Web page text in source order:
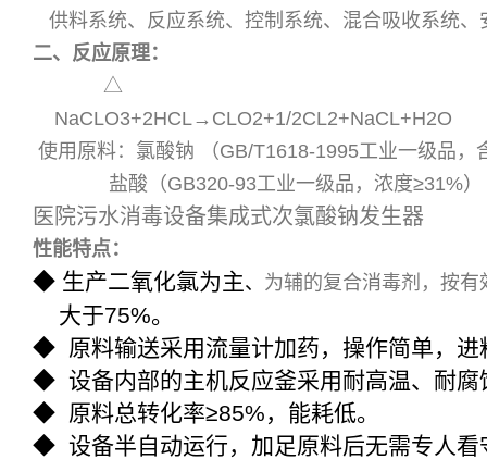
供料系统、反应系统、控制系统、混合吸收系统、
二、反应原理：
△
NaCLO3+2HCL→CLO2+1/2CL2+NaCL+H2O
使用原料：氯酸钠 （GB/T1618-1995工业一级品，
盐酸（GB320-93工业一级品，浓度≥31%）
医院污水消毒设备集成式次氯酸钠发生器
性能特点：
◆ 生产二氧化氯为主、 为辅的复合消毒剂，按有
大于75%。
◆ 原料输送采用流量计加药，操作简单，进
◆ 设备内部的主机反应釜采用耐高温、耐腐
◆ 原料总转化率≥85%，能耗低。
◆ 设备半自动运行，加足原料后无需专人看